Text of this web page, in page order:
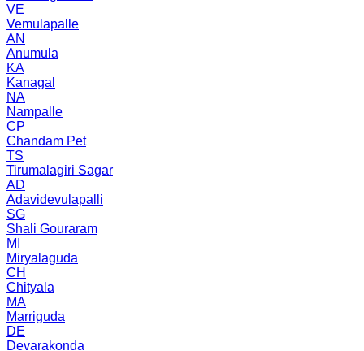
VE
Vemulapalle
AN
Anumula
KA
Kanagal
NA
Nampalle
CP
Chandam Pet
TS
Tirumalagiri Sagar
AD
Adavidevulapalli
SG
Shali Gouraram
MI
Miryalaguda
CH
Chityala
MA
Marriguda
DE
Devarakonda